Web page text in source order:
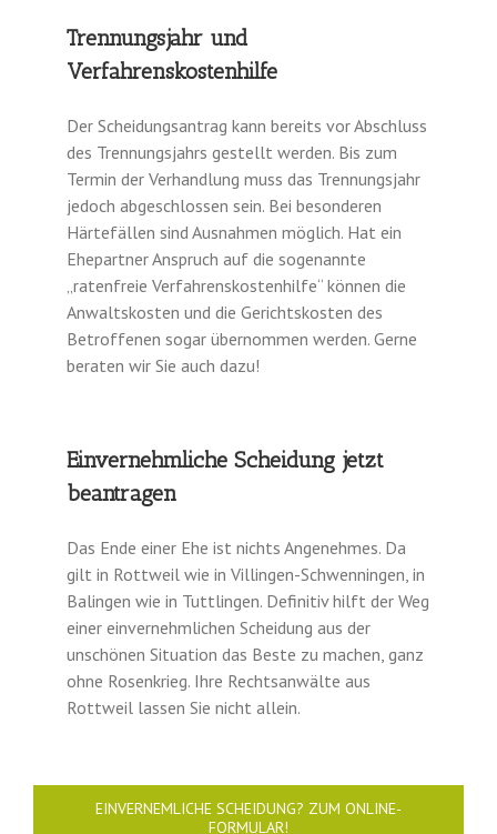
Trennungsjahr und
Verfahrenskostenhilfe
Der Scheidungsantrag kann bereits vor Abschluss
des Trennungsjahrs gestellt werden. Bis zum
Termin der Verhandlung muss das Trennungsjahr
jedoch abgeschlossen sein. Bei besonderen
Härtefällen sind Ausnahmen möglich. Hat ein
Ehepartner Anspruch auf die sogenannte
„ratenfreie Verfahrenskostenhilfe“ können die
Anwaltskosten und die Gerichtskosten des
Betroffenen sogar übernommen werden. Gerne
beraten wir Sie auch dazu!
Einvernehmliche Scheidung jetzt
beantragen
Das Ende einer Ehe ist nichts Angenehmes. Da
gilt in Rottweil wie in Villingen-Schwenningen, in
Balingen wie in Tuttlingen. Definitiv hilft der Weg
einer einvernehmlichen Scheidung aus der
unschönen Situation das Beste zu machen, ganz
ohne Rosenkrieg. Ihre Rechtsanwälte aus
Rottweil lassen Sie nicht allein.
EINVERNEMLICHE SCHEIDUNG? ZUM ONLINE-
FORMULAR!